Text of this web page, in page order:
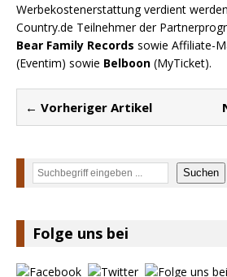
Werbekostenerstattung verdient
Country.de Teilnehmer der
Bear Family Records sowie Affiliate-
(Eventim) sowie Belboon (MyTicket).
← Vorheriger Artikel
Suchen Suchen
Folge uns bei